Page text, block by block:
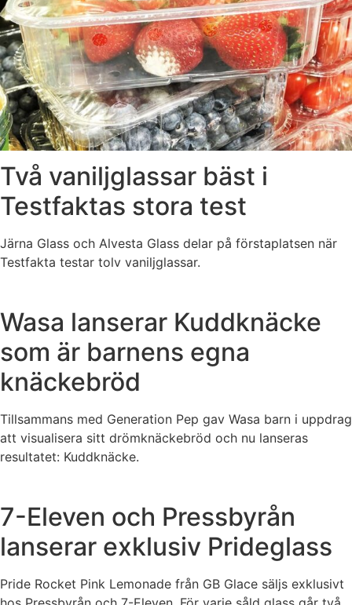
Två vaniljglassar bäst i
Testfaktas stora test
Järna Glass och Alvesta Glass delar på förstaplatsen när
Testfakta testar tolv vaniljglassar.
Wasa lanserar Kuddknäcke
som är barnens egna
knäckebröd
Tillsammans med Generation Pep gav Wasa barn i uppdrag
att visualisera sitt drömknäckebröd och nu lanseras
resultatet: Kuddknäcke.
7-Eleven och Pressbyrån
lanserar exklusiv Prideglass
Pride Rocket Pink Lemonade från GB Glace säljs exklusivt